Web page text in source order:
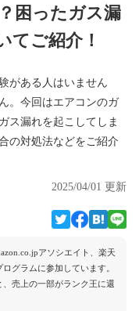
困ったガス漏
てご紹介！
がある人はいません
。今回はエアコンのガ
ス漏れを起こしてしま
の対処法などをご紹介
2025/04/01 更新
アソシエイト、楽天
グラムに参加しています。
売上の一部がランク王に還